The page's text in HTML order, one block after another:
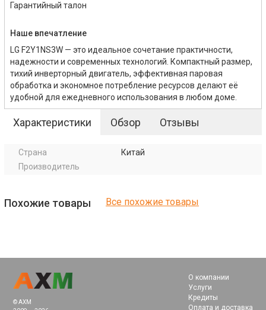
Гарантийный талон
Наше впечатление
LG F2Y1NS3W — это идеальное сочетание практичности,
надежности и современных технологий. Компактный размер,
тихий инверторный двигатель, эффективная паровая
обработка и экономное потребление ресурсов делают её
удобной для ежедневного использования в любом доме.
Характеристики Обзор Отзывы
Страна
Производитель
Китай
Похожие товары Все похожие товары
© AXM
О компании
Услуги
Кредиты
Оплата и доставка